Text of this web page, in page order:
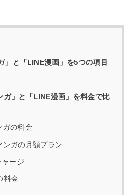
」と「LINE漫画」を5つの項目
ガ」と「LINE漫画」を料金で比
ガの料金
ガの月額プラン
ージ
料金